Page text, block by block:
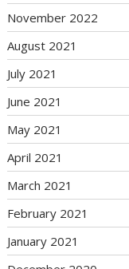
November 2022
August 2021
July 2021
June 2021
May 2021
April 2021
March 2021
February 2021
January 2021